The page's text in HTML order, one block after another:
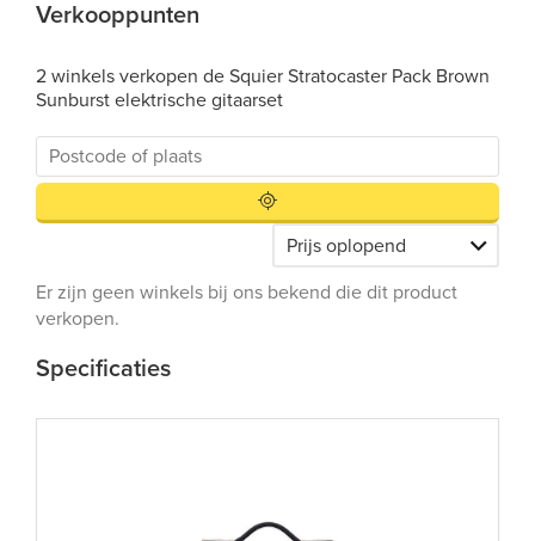
Verkooppunten
2 winkels verkopen de Squier Stratocaster Pack Brown
Sunburst elektrische gitaarset
Er zijn geen winkels bij ons bekend die dit product
verkopen.
Specificaties